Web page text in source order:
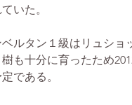
いた。
ルタン１級はリュショ
も十分に育ったため
である。